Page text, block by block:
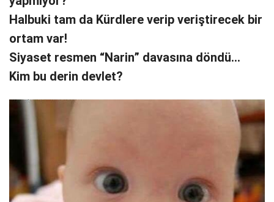
Halbuki tam da Kürdlere verip veriştirecek bir
ortam var!
Siyaset resmen “Narin” davasına döndü…
Kim bu derin devlet?